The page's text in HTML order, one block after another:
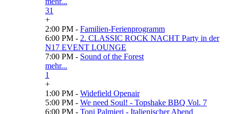
31
+
2:00 PM - Familien-Ferienprogramm
6:00 PM - 2. CLASSIC ROCK NACHT Party in der
N17 EVENT LOUNGE
7:00 PM - Sound of the Forest
mehr...
1
+
1:00 PM - Widefield Openair
5:00 PM - We need Soul! - Topshake BBQ Vol. 7
6:00 PM - Toni Palmieri - Italienischer Abend